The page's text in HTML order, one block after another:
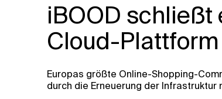
Bitte überprüfen Sie
kontaktieren Sie unsdirekt.
iBOOD
Cloud-
Europas größte Online-Shopping-
durch die Erneuerung der